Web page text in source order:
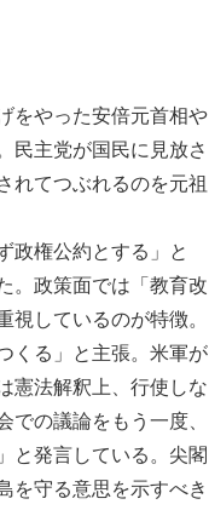
をやった安倍元首相や
民主党が国民に見放さ
れてつぶれるのを元祖
政権公約とする」と
。政策面では「教育改
しているのが特徴。
くる」と主張。米軍が
憲法解釈上、行使しな
の議論をもう一度、
と発言している。尖閣
を守る意思を示すべき